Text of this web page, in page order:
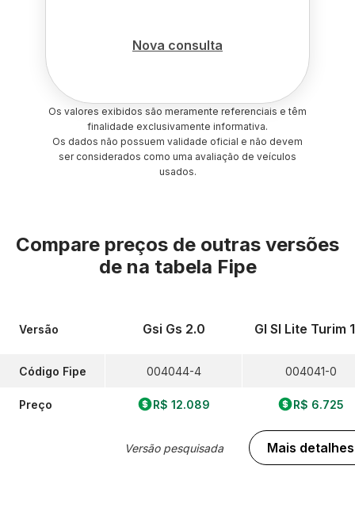
Nova consulta
Os valores exibidos são meramente referenciais e têm
finalidade exclusivamente informativa.
Os dados não possuem validade oficial e não devem
ser considerados como uma avaliação de veículos
usados.
Compare preços de outras versões
de na tabela Fipe
Versão
Código Fipe
Preço
Gsi Gs 2.0
004044-4
R$ 12.089
Versão pesquisada
Gl Sl Lite Turim
004041-0
R$ 6.725
Mais detalhes